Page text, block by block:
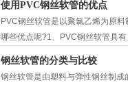
够流通的物质要有限得多。它们
使用PVC钢丝软管的优点
PVC钢丝软管是以聚氯乙烯为原
哪些优点呢?1、PVC钢丝软管具
钢丝软管的分类与比较
钢丝软管是由塑料与弹性钢丝制成